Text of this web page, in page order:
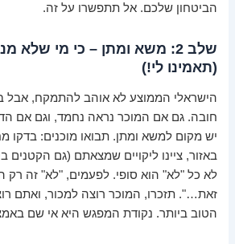
הביטחון שלכם. אל תתפשרו על זה.
שלב 2: משא ומתן – כי מי שלא
(תאמינו לי!)
הישראלי הממוצע לא אוהב להתמקח, אבל
חובה. גם אם המוכר נראה נחמד, וגם אם
יש מקום למשא ומתן. תבואו מוכנים: בדקו
באזור, ציינו ליקויים שמצאתם (גם הקטנים
לא כל "לא" הוא סופי. לפעמים, "לא" זה רק
זאת…". תזכרו, המוכר רוצה למכור, ואתם
הטוב ביותר. נקודת המפגש היא אי שם